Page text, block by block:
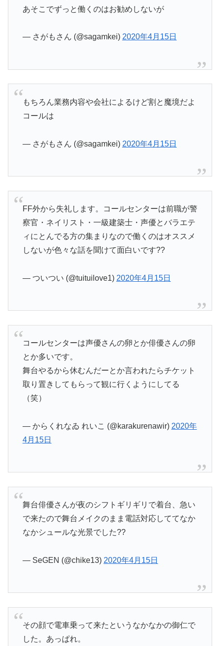
あそこでずっと働くのはお勧めしないが
— さがもさん (@sagamkei) 2020年4月15日
もちろん業務内容や会社によるけど割と魔境だよ
コールは
— さがもさん (@sagamkei) 2020年4月15日
FF外から失礼します。コールセンターは前職が警
察官・ネイリスト・一級建築士・声優とバラエテ
ィにとんでる方の集まりなので働くのはオススメ
しないが色々な話を聞けて面白いです??
— ついつい (@tuituilove1) 2020年4月15日
コールセンターは声優さんの卵とか俳優さんの卵
とか多いです。
舞台やるから休むんだーとか言われたらチケット
取り置きしてもらって観に行くようにしてる
（笑）
— からくれなゐ れいこ (@karakurenawir) 2020年
4月15日
舞台俳優さんが夜のシフトギリギリで着台、急い
で来たので舞台メイクのまま電話対応しててなか
なかシュールな光景でした??
— SeGEN (@chike13) 2020年4月15日
その顔で電車乗って来たというなかなかの御仁で
した。あっぱれ。